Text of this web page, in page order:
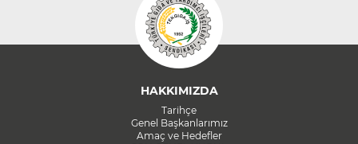
HAKKIMIZDA
Tarihçe
Genel Başkanlarımız
Amaç ve Hedefler